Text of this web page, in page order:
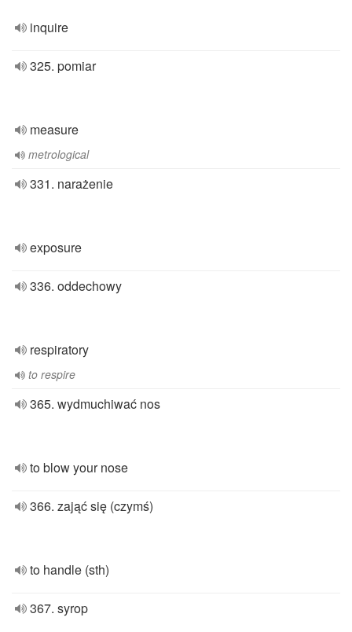
inquire
325. pomiar
measure
metrological
331. narażenie
exposure
336. oddechowy
respiratory
to respire
365. wydmuchiwać nos
to blow your nose
366. zająć się (czymś)
to handle (sth)
367. syrop